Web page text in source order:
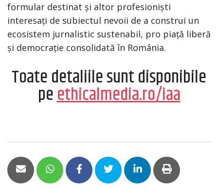
formular destinat și altor profesioniști
interesați de subiectul nevoii de a construi un
ecosistem jurnalistic sustenabil, pro piață liberă
și democrație consolidată în România.
Toate detaliile sunt disponibile
peethicalmedia.ro/iaa